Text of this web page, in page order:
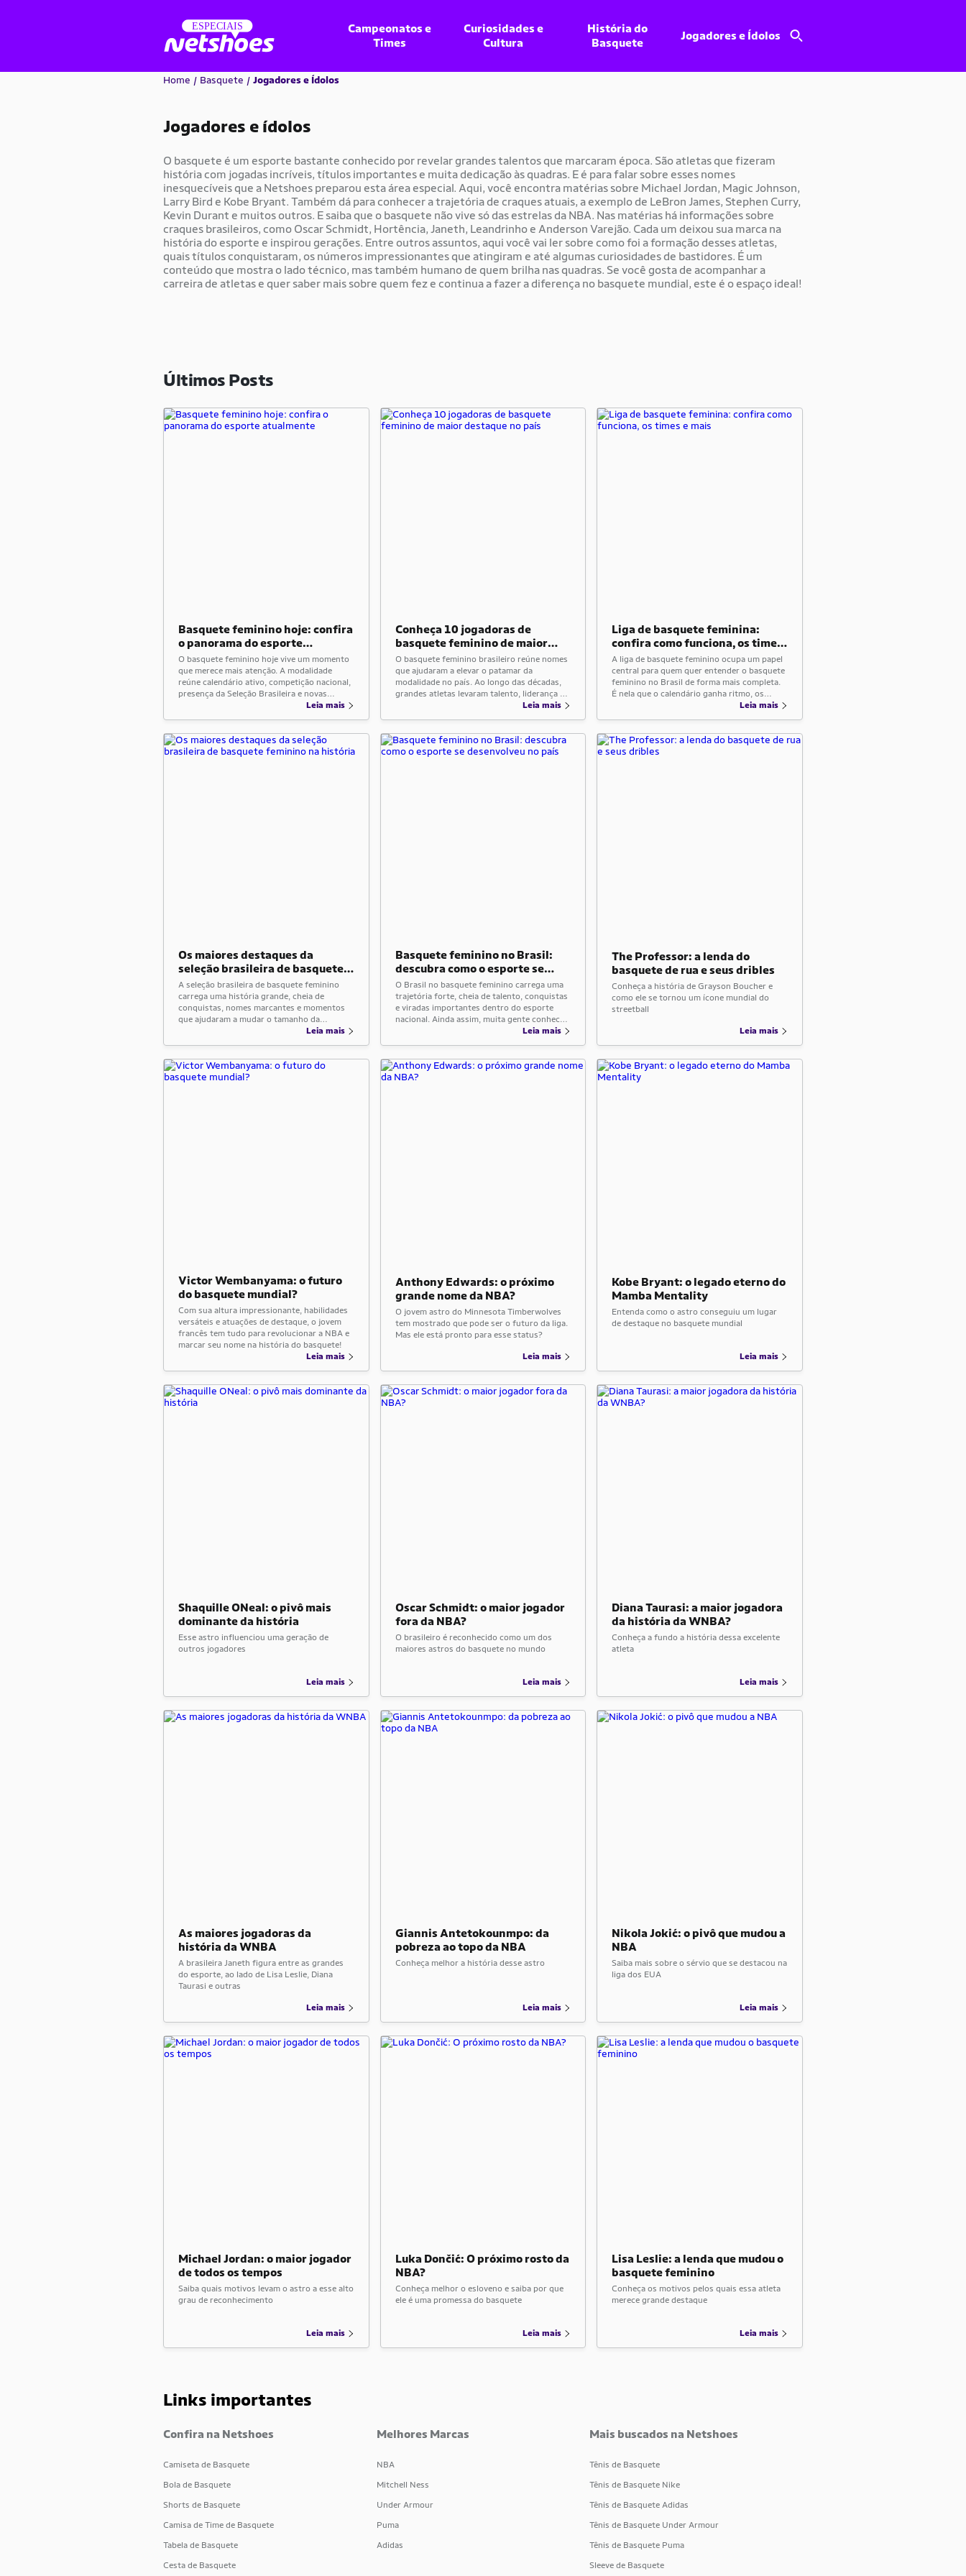
Campeonatos e
Times
Curiosidades e
Cultura
História do
Basquete
Jogadores e Ídolos
Últimos Posts
Basquete feminino hoje: confira
o panorama do esporte
atualmente
O basquete feminino hoje vive um momento
que merece mais atenção. A modalidade
reúne calendário ativo, competição nacional,
presença da Seleção Brasileira e novas
atletas ganhando espaço. Com isso, o
ainda procura respostas rápidas sobre como
está o esporte, quais campeonatos
Leia mais
Conheça 10 jogadoras de
basquete feminino de maior
destaque no país
O basquete feminino brasileiro reúne nomes
que ajudaram a elevar o patamar da
modalidade no país. Ao longo das décadas,
grandes atletas levaram talento, liderança e
personalidade para a quadra. Com isso, o
e muita identificação com o público. Falar de
jogadoras de basquete feminino […]
Leia mais
Liga de basquete feminina:
confira como funciona, os times
e mais
A liga de basquete feminino ocupa um papel
central para quem quer entender o basquete
feminino no Brasil de forma mais completa.
É nela que o calendário ganha ritmo, os
times se enfrentam em alto nível e muitas
para a competição com mais atenção ajuda
[…]
Leia mais
Os maiores destaques da
seleção brasileira de basquete
feminino na história
A seleção brasileira de basquete feminino
carrega uma história grande, cheia de
conquistas, nomes marcantes e momentos
que ajudaram a mudar o tamanho da
modalidade no país. Ainda assim, muita
entender melhor o peso real da equipe no
esporte brasileiro. […]
Leia mais
Basquete feminino no Brasil:
descubra como o esporte se
desenvolveu no país
O Brasil no basquete feminino carrega uma
trajetória forte, cheia de talento, conquistas
e viradas importantes dentro do esporte
nacional. Ainda assim, muita gente conhece
só uma parte dessa história. Por isso, olhar
segue tão relevante. Da formação das
primeiras […]
Leia mais
The Professor: a lenda do
basquete de rua e seus dribles
Conheça a história de Grayson Boucher e
como ele se tornou um ícone mundial do
streetball
Leia mais
Victor Wembanyama: o futuro
do basquete mundial?
Com sua altura impressionante, habilidades
versáteis e atuações de destaque, o jovem
francês tem tudo para revolucionar a NBA e
marcar seu nome na história do basquete!
Leia mais
Anthony Edwards: o próximo
grande nome da NBA?
O jovem astro do Minnesota Timberwolves
tem mostrado que pode ser o futuro da liga.
Mas ele está pronto para esse status?
Leia mais
Kobe Bryant: o legado eterno do
Mamba Mentality
Entenda como o astro conseguiu um lugar
de destaque no basquete mundial
Leia mais
Shaquille ONeal: o pivô mais
dominante da história
Esse astro influenciou uma geração de
outros jogadores
Leia mais
Oscar Schmidt: o maior jogador
fora da NBA?
O brasileiro é reconhecido como um dos
maiores astros do basquete no mundo
Leia mais
Diana Taurasi: a maior jogadora
da história da WNBA?
Conheça a fundo a história dessa excelente
atleta
Leia mais
As maiores jogadoras da
história da WNBA
A brasileira Janeth figura entre as grandes
do esporte, ao lado de Lisa Leslie, Diana
Taurasi e outras
Leia mais
Giannis Antetokounmpo: da
pobreza ao topo da NBA
Conheça melhor a história desse astro
Leia mais
Nikola Jokić: o pivô que mudou a
NBA
Saiba mais sobre o sérvio que se destacou na
liga dos EUA
Leia mais
Michael Jordan: o maior jogador
de todos os tempos
Saiba quais motivos levam o astro a esse alto
grau de reconhecimento
Leia mais
Luka Dončić: O próximo rosto da
NBA?
Conheça melhor o esloveno e saiba por que
ele é uma promessa do basquete
Leia mais
Lisa Leslie: a lenda que mudou o
basquete feminino
Conheça os motivos pelos quais essa atleta
merece grande destaque
Leia mais
Jogadores e ídolos
O basquete é um esporte bastante conhecido por revelar grandes talentos que marcaram época. São atletas que fizeram
história com jogadas incríveis, títulos importantes e muita dedicação às quadras. E é para falar sobre esses nomes
inesquecíveis que a Netshoes preparou esta área especial. Aqui, você encontra matérias sobre Michael Jordan, Magic Johnson,
Larry Bird e Kobe Bryant. Também dá para conhecer a trajetória de craques atuais, a exemplo de LeBron James, Stephen Curry,
Kevin Durant e muitos outros. E saiba que o basquete não vive só das estrelas da NBA. Nas matérias há informações sobre
craques brasileiros, como Oscar Schmidt, Hortência, Janeth, Leandrinho e Anderson Varejão. Cada um deixou sua marca na
história do esporte e inspirou gerações. Entre outros assuntos, aqui você vai ler sobre como foi a formação desses atletas,
quais títulos conquistaram, os números impressionantes que atingiram e até algumas curiosidades de bastidores. É um
conteúdo que mostra o lado técnico, mas também humano de quem brilha nas quadras. Se você gosta de acompanhar a
carreira de atletas e quer saber mais sobre quem fez e continua a fazer a diferença no basquete mundial, este é o espaço ideal!
Links importantes
Confira na Netshoes
Camiseta de Basquete
Bola de Basquete
Shorts de Basquete
Camisa de Time de Basquete
Tabela de Basquete
Cesta de Basquete
Melhores Marcas
NBA
Mitchell Ness
Under Armour
Puma
Adidas
Mais buscados na Netshoes
Tênis de Basquete
Tênis de Basquete Nike
Tênis de Basquete Adidas
Tênis de Basquete Under Armour
Tênis de Basquete Puma
Sleeve de Basquete
Home Basquete Jogadores e Ídolos